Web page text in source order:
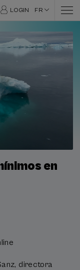
LOGIN FR
en
directora